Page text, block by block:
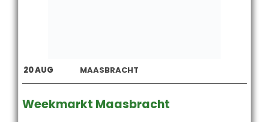
20AUG MAASBRACHT
Weekmarkt Maasbracht